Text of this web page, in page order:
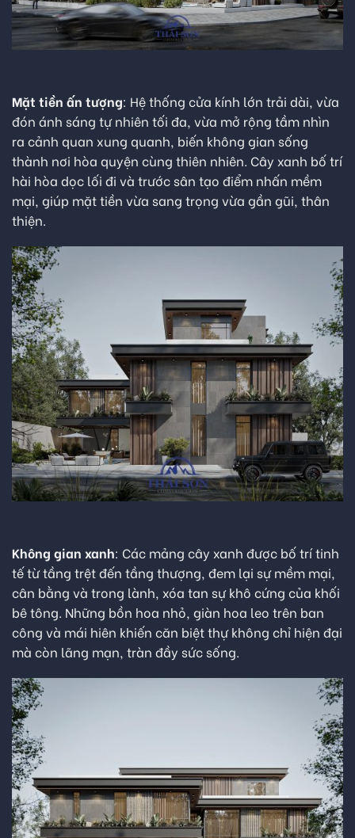
Mặt tiền ấn tượng: Hệ thống cửa kính lớn trải dài, vừa
đón ánh sáng tự nhiên tối đa, vừa mở rộng tầm nhìn
ra cảnh quan xung quanh, biến không gian sống
thành nơi hòa quyện cùng thiên nhiên. Cây xanh bố trí
hài hòa dọc lối đi và trước sân tạo điểm nhấn mềm
mại, giúp mặt tiền vừa sang trọng vừa gần gũi, thân
thiện.
Không gian xanh: Các mảng cây xanh được bố trí tinh
tế từ tầng trệt đến tầng thượng, đem lại sự mềm mại,
cân bằng và trong lành, xóa tan sự khô cứng của khối
bê tông. Những bồn hoa nhỏ, giàn hoa leo trên ban
công và mái hiên khiến căn biệt thự không chỉ hiện đại
mà còn lãng mạn, tràn đầy sức sống.